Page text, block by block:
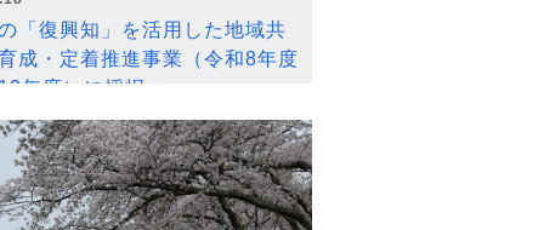
「復興知」を活用した地域共
成・定着推進事業（令和8年度
年度）に採択